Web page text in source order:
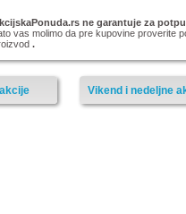
ne garantuje za
vas molimo da pre kupovine proverite
.
Vikend i nedeljne